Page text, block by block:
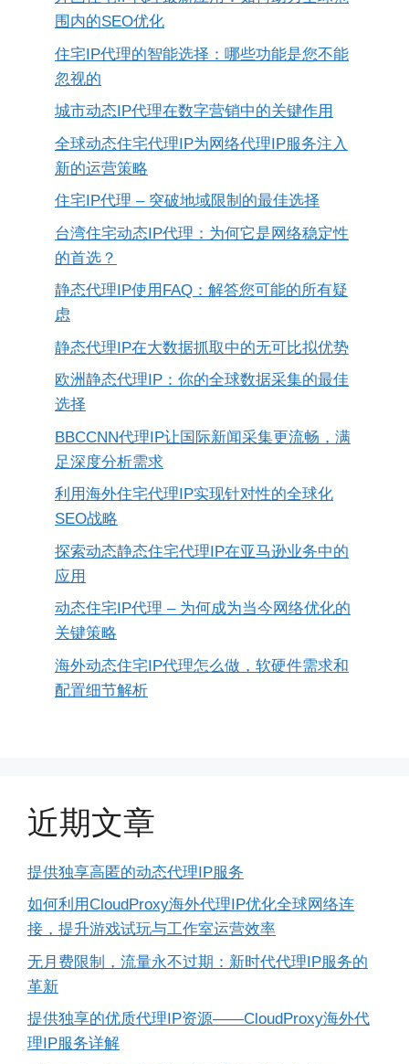
围内的SEO优化
住宅IP代理的智能选择：哪些功能是您不能
忽视的
城市动态IP代理在数字营销中的关键作用
全球动态住宅代理IP为网络代理IP服务注入
新的运营策略
住宅IP代理 – 突破地域限制的最佳选择
台湾住宅动态IP代理：为何它是网络稳定性
的首选？
静态代理IP使用FAQ：解答您可能的所有疑
虑
静态代理IP在大数据抓取中的无可比拟优势
欧洲静态代理IP：你的全球数据采集的最佳
选择
BBCCNN代理IP让国际新闻采集更流畅，满
足深度分析需求
利用海外住宅代理IP实现针对性的全球化
SEO战略
探索动态静态住宅代理IP在亚马逊业务中的
应用
动态住宅IP代理 – 为何成为当今网络优化的
关键策略
海外动态住宅IP代理怎么做，软硬件需求和
配置细节解析
近期文章
提供独享高匿的动态代理IP服务
如何利用CloudProxy海外代理IP优化全球网络连
接，提升游戏试玩与工作室运营效率
无月费限制，流量永不过期：新时代代理IP服务的
革新
提供独享的优质代理IP资源——CloudProxy海外代
理IP服务详解